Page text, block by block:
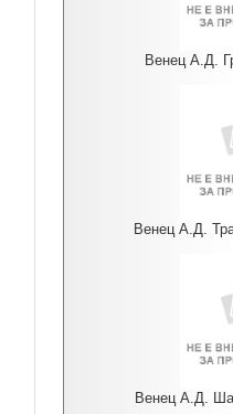
Венец А.Д.
Венец А.Д.
Венец А.Д.